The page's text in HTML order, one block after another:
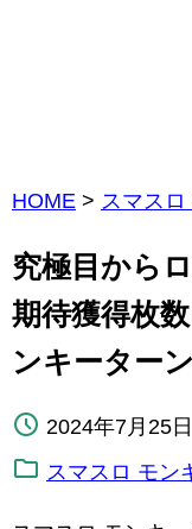
HOME > スマス
究極目から
期待獲得枚
ンキーター
2024年7月25日
スマスロ モン